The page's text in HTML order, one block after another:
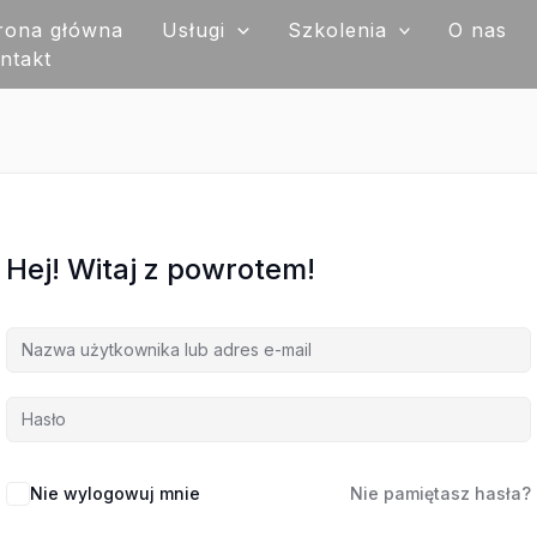
główna Usługi Szkolenia O nas
Hej! Witaj z powrotem!
Nie wylogowuj mnie Nie pamiętasz hasła?